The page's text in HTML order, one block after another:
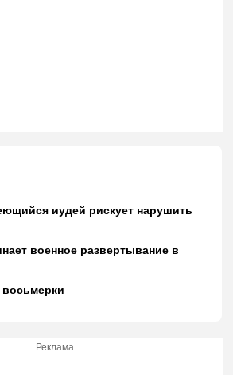
иудей рискует нарушить
военное развертывание в
Реклама